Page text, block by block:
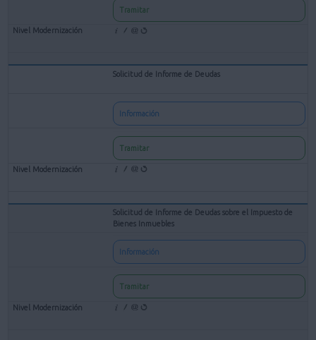
Tramitar
Solicitud de Informe de Deudas
Información
Tramitar
Solicitud de Informe de Deudas sobre el Impuesto de
Bienes Inmuebles
Información
Tramitar